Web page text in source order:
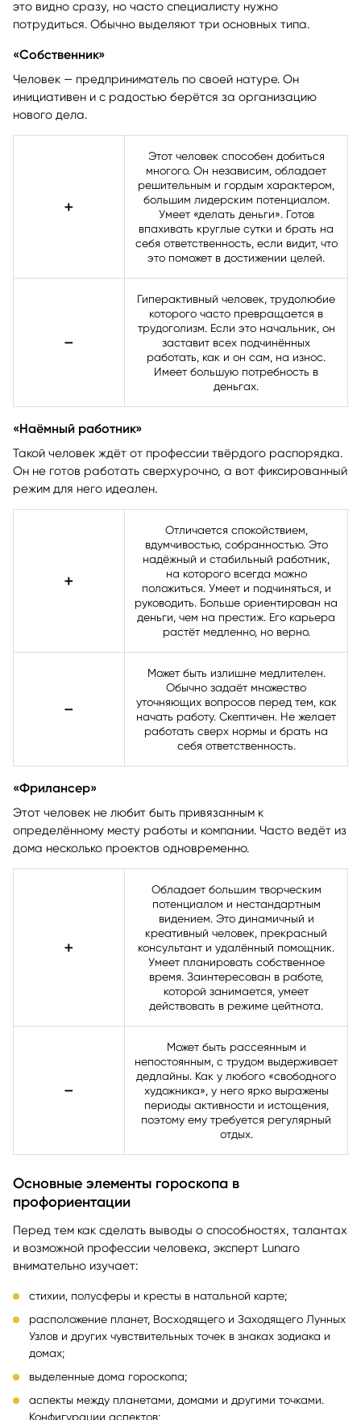
это видно сразу, но часто специалисту нужно
Человек — предприниматель по своей натуре. Он
инициативен и с радостью берётся за организацию
Этот человек способен добиться
многого. Он независим, обладает
решительным и гордым характером,
большим лидерским потенциалом.
Умеет «делать деньги». Готов
впахивать круглые сутки и брать на
себя ответственность, если видит, что
Гиперактивный человек, трудолюбие
которого часто превращается в
трудоголизм. Если это начальник, он
заставит всех подчинённых
работать, как и он сам, на износ.
Имеет большую потребность в
«Наёмный работник»
Такой человек ждёт от профессии твёрдого распорядка.
Он не готов работать сверхурочно, а вот фиксированный
Отличается спокойствием,
вдумчивостью, собранностью. Это
надёжный и стабильный работник,
на которого всегда можно
положиться. Умеет и подчиняться, и
руководить. Больше ориентирован на
деньги, чем на престиж. Его карьера
Может быть излишне медлителен.
Обычно задаёт множество
уточняющих вопросов перед тем, как
начать работу. Скептичен. Не желает
работать сверх нормы и брать на
«Фрилансер»
Этот человек не любит быть привязанным к
определённому месту работы и компании. Часто ведёт из
Обладает большим творческим
потенциалом и нестандартным
видением. Это динамичный и
креативный человек, прекрасный
консультант и удалённый помощник.
Умеет планировать собственное
время. Заинтересован в работе,
которой занимается, умеет
Может быть рассеянным и
непостоянным, с трудом выдерживает
дедлайны. Как у любого «свободного
художника», у него ярко выражены
периоды активности и истощения,
поэтому ему требуется регулярный
Основные элементы гороскопа в
профориентации
Перед тем как сделать выводы о способностях, талантах
и возможной профессии человека, эксперт Lunaro
расположение планет, Восходящего и Заходящего Лунных
Узлов и других чувствительных точек в знаках зодиака и
аспекты между планетами, домами и другими точками.